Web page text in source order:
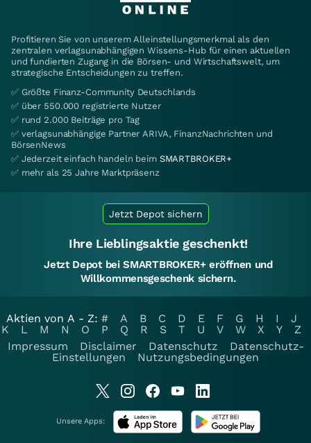
Profitieren Sie von unserem Alleinstellungsmerkmal als den
zentralen verlagsunabhängigen Wissens-Hub für einen aktuellen
und fundierten Zugang in die Börsen- und Wirtschaftswelt, um
strategische Entscheidungen zu treffen.
✅ Größte Finanz-Community Deutschlands
✅ über 550.000 registrierte Nutzer
✅ rund 2.000 Beiträge pro Tag
✅ verlagsunabhängige Partner ARIVA, FinanzNachrichten und
BörsenNews
✅ Jederzeit einfach handeln beim SMARTBROKER+
✅ mehr als 25 Jahre Marktpräsenz
Jetzt Depot sichern
Ihre Lieblingsaktie geschenkt!
Jetzt Depot bei SMARTBROKER+ eröffnen und
Willkommensgeschenk sichern.
Aktien von A - Z: # A B C D E F G H I
J
K
L M N O P Q R S T U V W X Y
Z
Impressum
Disclaimer Datenschutz
Datenschutz-
Einstellungen
Nutzungsbedingungen
Unsere Apps: